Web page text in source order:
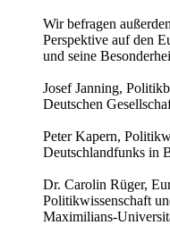
Wir befragen
Perspektive auf den
und seine
Josef Janning,
Deutschen
Peter Kapern,
Deutschlandfunks in
Dr. Carolin Rüger,
Politikwissenschaft
Maximilians-